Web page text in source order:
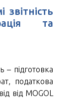
та
– підготовка
податкова
від MOGOL